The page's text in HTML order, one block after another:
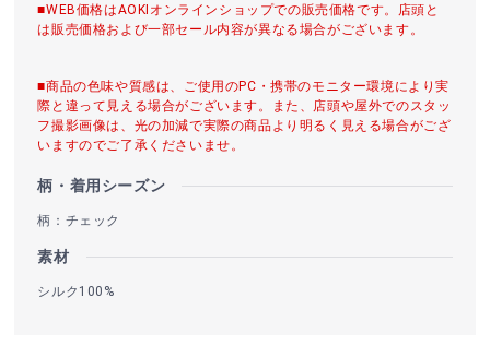
■WEB価格はAOKIオンラインショップでの販売価格です。店頭と
は販売価格および一部セール内容が異なる場合がございます。
■商品の色味や質感は、ご使用のPC・携帯のモニター環境により実
際と違って見える場合がございます。また、店頭や屋外でのスタッ
フ撮影画像は、光の加減で実際の商品より明るく見える場合がござ
いますのでご了承くださいませ。
柄・着用シーズン
柄：チェック
素材
シルク100%